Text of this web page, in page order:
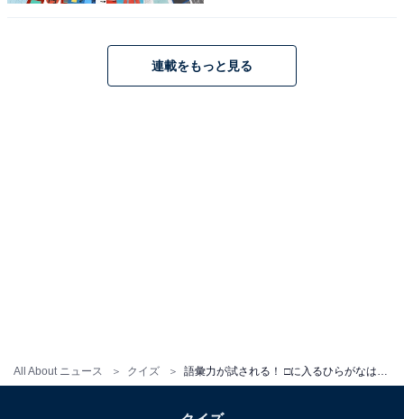
All About ニュース クイズ
連載をもっと見る